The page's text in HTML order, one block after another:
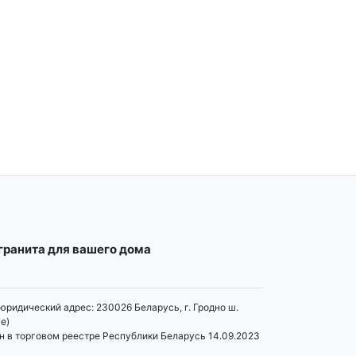
для вашего дома
адрес: 230026 Беларусь, г. Гродно ш.
в торговом реестре Республики Беларусь 14.09.2023